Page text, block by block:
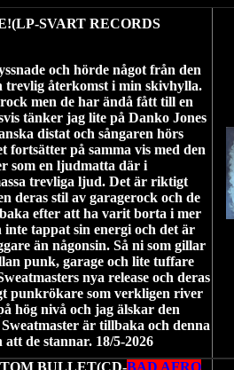
SVART RECORDS
och hörde något från den
trevlig återkomst i min skivhylla.
men de har ändå fått till en
tänker jag lite på Danko Jones
distat och sångaren hörs
på samma vis med den
som en ljudmatta där i
trevliga ljud. Det är riktigt
deras stil av garagerock och de
efter att ha varit borta i mer
tappat sin energi och det är
än någonsin. Så ni som gillar
punk, garage och lite tuffare
nya release och deras
punkrökare som verkligen river
hög nivå och jag älskar den
är tillbaka och denna
de stannar. 18/5-2026
BULLET(CD-BAD AFRO